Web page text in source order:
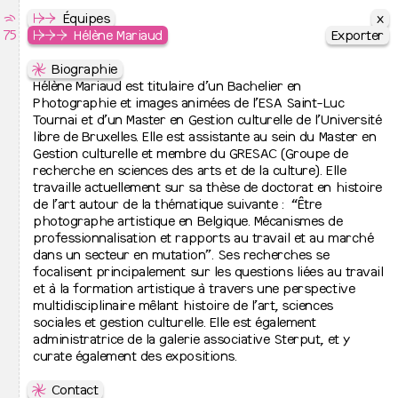
Le Septantecinq
École Supérieure des Arts de l’image
↦
Cursus
↦ ⇒ Peinture
↦
⇒ Images plurielles imprimées
↦
⇒ Graphisme
↦
⇒ Photographie
↦
⇒ Bachelier de spécialisation
↦
Jurys de fin d’études
↦
Admissions et inscription
↦
⇒ Inscriptions à l’école
↦
⇒ Admission 2026-2027
↦
L’école
↦
⇒ Présentation
↦
⇒ Contacts et lieux d’activité
↦
⇒ Équipes
↦
⇒ Relations internationales
↦
↦
⇒ Cinquante ans d’histoire
↦ L’école
↦⇒ Équipes
x
Exporter
⇋ Direction
↛ Valérie Pihet
+32 2 761 01 20
direction@le75.be
⇋ Équipes administratives
↛ Joëlle Meys
joelle.meys@le75.be
↛ Noëlle Costa-Fujimoto
+32 2 761 01 21
noelle.costa@le75.be
↛ Julia Van Weddingen
+32 2 761 01 25
julia.vanweddingen@le75.be
↛ Eric Toumpsin
technique@le75.be
↛ David Lesimple
david.lesimple@le75.be
+32 2 761 01 24
↦⇒ Équipes
↦⇒⇒ Hélène Mariaud
x
Exporter
⇋ Biographie
Hélène Mariaud est titulaire d’un Bachelier en
Photographie et images animées de l’ESA Saint-Luc
Tournai et d’un Master en Gestion culturelle de l’Université
libre de Bruxelles. Elle est assistante au sein du Master en
Gestion culturelle et membre du GRESAC (Groupe de
recherche en sciences des arts et de la culture). Elle
travaille actuellement sur sa thèse de doctorat en histoire
de l’art autour de la thématique suivante : “Être
photographe artistique en Belgique. Mécanismes de
professionnalisation et rapports au travail et au marché
dans un secteur en mutation”. Ses recherches se
focalisent principalement sur les questions liées au travail
et à la formation artistique à travers une perspective
multidisciplinaire mêlant histoire de l’art, sciences
sociales et gestion culturelle. Elle est également
administratrice de la galerie associative Sterput, et y
curate également des expositions.
⇋ Contact
⇶
75